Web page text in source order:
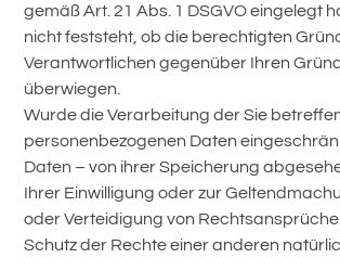
gemäß Art. 21 Abs. 1 DSGVO eingelegt
nicht feststeht, ob die berechtigten
Verantwortlichen gegenüber Ihren
überwiegen.
Wurde die Verarbeitung der Sie
personenbezogenen Daten
Daten – von ihrer Speicherung
Ihrer Einwilligung oder zur
oder Verteidigung von
Schutz der Rechte einer anderen